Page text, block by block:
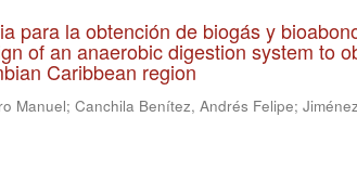
para la obtención de biogás y
of an anaerobic digestion system to
Caribbean region
Manuel; Canchila Benítez, Andrés Felipe;